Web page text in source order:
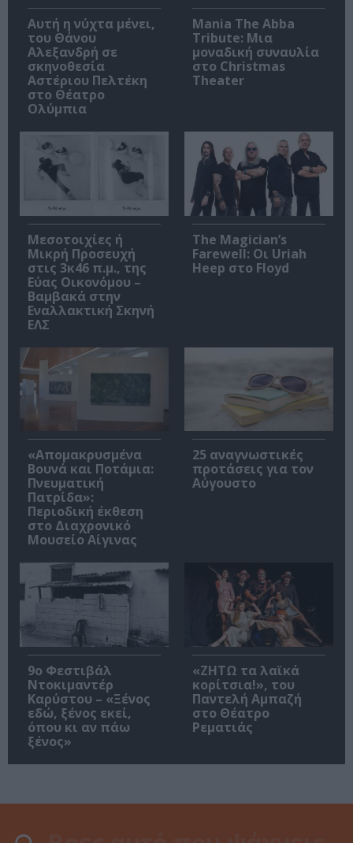
Αυτή η νύχτα μένει,
του Θάνου
Αλεξανδρή σε
σκηνοθεσία
Αστέριου Πελτέκη
στο Θέατρο
Ολύμπια
Mania The Abba
Tribute: Μια
μοναδική συναυλία
στο Christmas
Theater
Μεσοτοιχίες ή
Μικρή Προσευχή
στις 3κ46 π.μ., της
Εύας Οικονόμου –
Βαμβακά στην
Εναλλακτική Σκηνή
ΕΛΣ
The Magician’s
Farewell: Οι Uriah
Heep στο Floyd
«Απομακρυσμένα
Βουνά και Ποτάμια:
Πνευματική
Πατρίδα»:
Περιοδική έκθεση
στο Διαχρονικό
Μουσείο Αίγινας
25 αναγνωστικές
προτάσεις για τον
Αύγουστο
9ο Φεστιβάλ
Ντοκιμαντέρ
Καρύστου – «Ξένος
εδώ, ξένος εκεί,
όπου κι αν πάω
ξένος»
«ΖΗΤΩ τα λαϊκά
κορίτσια!», του
Παντελή Αμπαζή
στο Θέατρο
Ρεματιάς